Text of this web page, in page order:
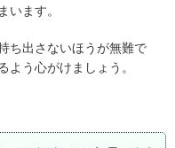
います。
ち出さないほうが無難で
よう心がけましょう。